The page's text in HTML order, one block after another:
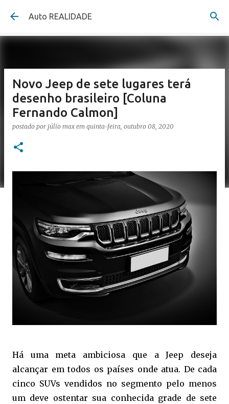
Pular para o conteúdo principal
Auto REALIDADE
Novo Jeep de sete lugares terá
desenho brasileiro [Coluna
Fernando Calmon]
postado por júlio max em quinta-feira, outubro 08, 2020
Há uma meta ambiciosa que a Jeep deseja
alcançar em todos os países onde atua. De cada
cinco SUVs vendidos no segmento pelo menos
um deve ostentar sua conhecida grade de sete